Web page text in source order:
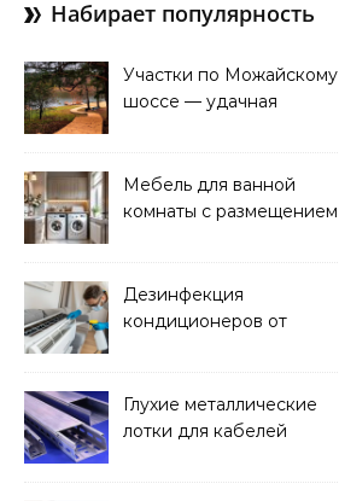
Набирает популярность
Участки по Можайскому
шоссе — удачная
Мебель для ванной
комнаты с размещением
Дезинфекция
кондиционеров от
Глухие металлические
лотки для кабелей